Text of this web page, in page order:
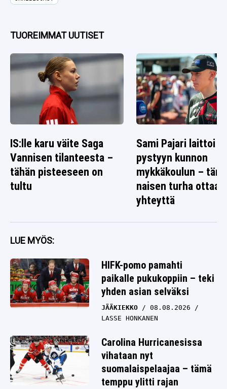
TUOREIMMAT UUTISET
IS:lle karu väite Saga
Vannisen tilanteesta –
tähän pisteeseen on
tultu
Sami Pajari laittoi
pystyyn kunnon
mykkäkoulun –
naisen turha ottaa
yhteyttä
LUE MYÖS:
HIFK-pomo pamahti
paikalle pukukoppiin – teki
yhden asian selväksi
JÄÄKIEKKO
08.08.2026
LASSE HONKANEN
Carolina Hurricanesissa
vihataan nyt
suomalaispelaajaa – tämä
temppu ylitti rajan